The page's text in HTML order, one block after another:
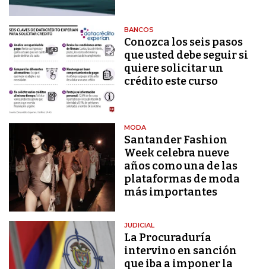
BANCOS
Conozca los seis pasos
que usted debe seguir si
quiere solicitar un
crédito este curso
MODA
Santander Fashion
Week celebra nueve
años como una de las
plataformas de moda
más importantes
JUDICIAL
La Procuraduría
intervino en sanción
que iba a imponer la